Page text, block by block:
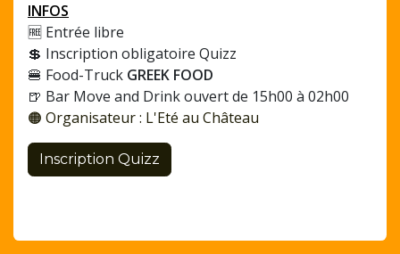
INFOS
🆓 Entrée libre
💲 Inscription obligatoire Quizz
🍔 Food-Truck GREEK FOOD
🍺 Bar Move and Drink ouvert de 15h00 à 02h00
🟠 Organisateur : L'Eté au Château
Inscription Quizz